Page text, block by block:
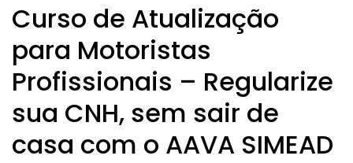
Curso de Atualização
para Motoristas
Profissionais – Regularize
sua CNH, sem sair de
casa com o AAVA SIMEAD